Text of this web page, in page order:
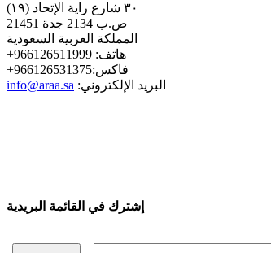
٣٠ شارع راية الإتحاد (١٩)
ص.ب 2134 جدة 21451
المملكة العربية السعودية
+هاتف: 966126511999
+فاكس:966126531375
info@araa.sa :البريد الإلكتروني
إشترك في القائمة البريدية